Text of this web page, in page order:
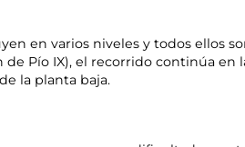
en varios niveles y todos ellos
Pío IX), el recorrido continúa en
la planta baja.